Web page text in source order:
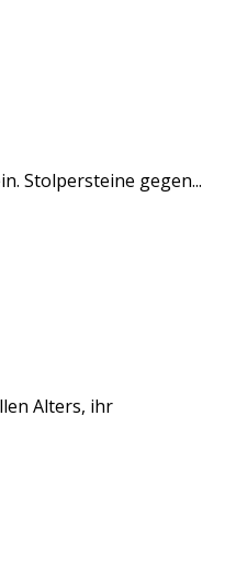
Stolpersteine gegen...
Alters, ihr